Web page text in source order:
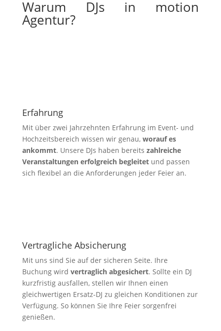
Warum DJs in motion
Agentur?
Erfahrung
Mit über zwei Jahrzehnten Erfahrung im Event- und
Hochzeitsbereich wissen wir genau, worauf es
ankommt. Unsere DJs haben bereits zahlreiche
Veranstaltungen erfolgreich begleitetund passen
sich flexibel an die Anforderungen jeder Feier an.
Vertragliche Absicherung
Mit uns sind Sie auf der sicheren Seite. Ihre
Buchung wird vertraglich abgesichert. Sollte ein DJ
kurzfristig ausfallen, stellen wir Ihnen einen
gleichwertigen Ersatz-DJ zu gleichen Konditionen zur
Verfügung. So können Sie Ihre Feier sorgenfrei
genießen.